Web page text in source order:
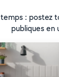
: postez
publiques en